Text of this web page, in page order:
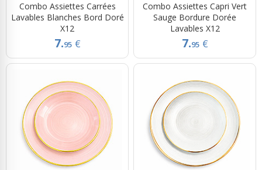
Combo Assiettes Carrées
Lavables Blanches Bord Doré
X12
7.95 €
Combo Assiettes Capri Vert
Sauge Bordure Dorée
Lavables X12
7.95 €